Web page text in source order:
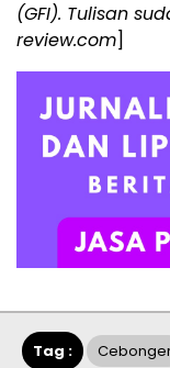
(GFI). Tulisan
review.com]
Tag :